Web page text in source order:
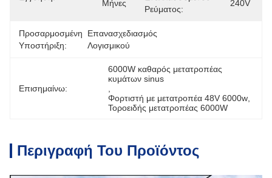
Μήνες
Ρεύματος:
240V
Προσαρμοσμένη
Υποστήριξη:
Επανασχεδιασμός
Λογισμικού
Επισημαίνω:
6000W καθαρός μετατροπέας
κυμάτων sinus
Φορτιστή με μετατροπέα 48V 6000w
Τοροειδής μετατροπέας 6000W
Περιγραφή Του Προϊόντος